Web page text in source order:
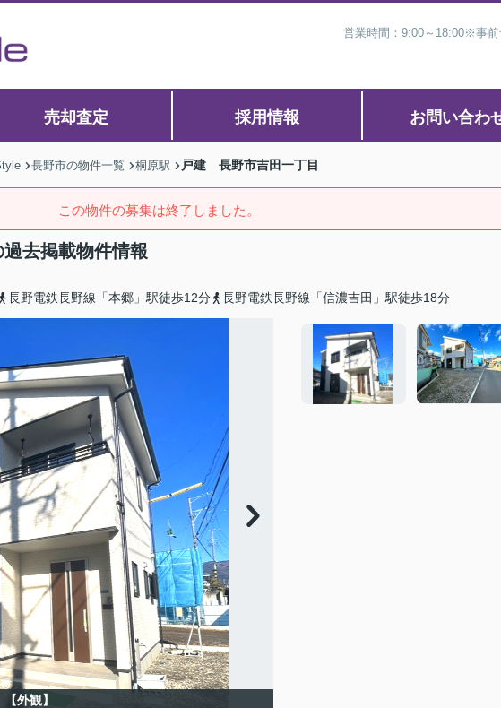
営業時間：9:00～18:00※事
売却査定 採用情報 お問い合わ
長野市の物件一覧 桐原駅 戸建 長野市吉田一丁目
この物件の募集は終了しました。
去掲載物件情報
長野電鉄長野線「本郷」駅徒歩12分 長野電鉄長野線「信濃吉田」駅徒歩18分
【外観】